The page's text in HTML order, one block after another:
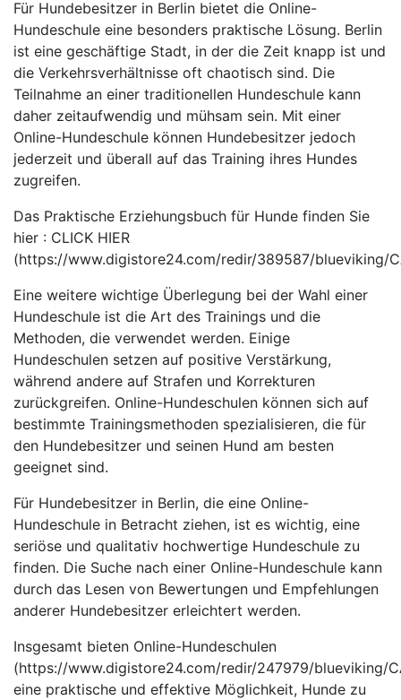
Für Hundebesitzer in Berlin bietet die Online-
Hundeschule eine besonders praktische Lösung. Berlin
ist eine geschäftige Stadt, in der die Zeit knapp ist und
die Verkehrsverhältnisse oft chaotisch sind. Die
Teilnahme an einer traditionellen Hundeschule kann
daher zeitaufwendig und mühsam sein. Mit einer
Online-Hundeschule können Hundebesitzer jedoch
jederzeit und überall auf das Training ihres Hundes
zugreifen.
Das Praktische Erziehungsbuch für Hunde finden Sie
hier : CLICK HIER
(https://www.digistore24.com/redir/389587/blueviking/
Eine weitere wichtige Überlegung bei der Wahl einer
Hundeschule ist die Art des Trainings und die
Methoden, die verwendet werden. Einige
Hundeschulen setzen auf positive Verstärkung,
während andere auf Strafen und Korrekturen
zurückgreifen. Online-Hundeschulen können sich auf
bestimmte Trainingsmethoden spezialisieren, die für
den Hundebesitzer und seinen Hund am besten
geeignet sind.
Für Hundebesitzer in Berlin, die eine Online-
Hundeschule in Betracht ziehen, ist es wichtig, eine
seriöse und qualitativ hochwertige Hundeschule zu
finden. Die Suche nach einer Online-Hundeschule kann
durch das Lesen von Bewertungen und Empfehlungen
anderer Hundebesitzer erleichtert werden.
Insgesamt bieten Online-Hundeschulen
(https://www.digistore24.com/redir/247979/blueviking/
eine praktische und effektive Möglichkeit, Hunde zu